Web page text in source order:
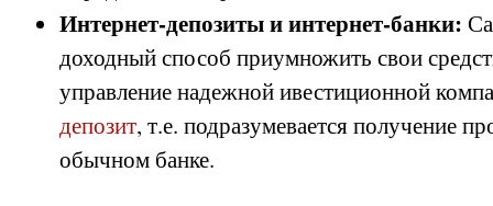
Интернет-депозиты и интернет-банки:
доходный способ приумножить свои
управление надежной ивестиционной
депозит, т.е. подразумевается получение
обычном банке.